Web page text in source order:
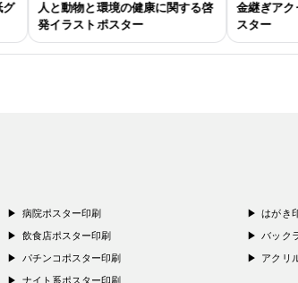
人と動物と環境の健康に関する啓
発イラストポスター
金継ぎアクセサリ
病院ポスター印刷
飲食店ポスター印刷
パチンコポスター印刷
ナイト系ポスター印刷
はがき
バック
アクリ